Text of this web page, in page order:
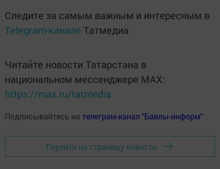
Следите за самым важным и интересным в
Telegram-канале Татмедиа
Читайте новости Татарстана в
национальном мессенджере MАХ:
https://max.ru/tatmedia
Подписывайтесь на телеграм-канал "Бавлы-информ"
Перейти на страницу новости